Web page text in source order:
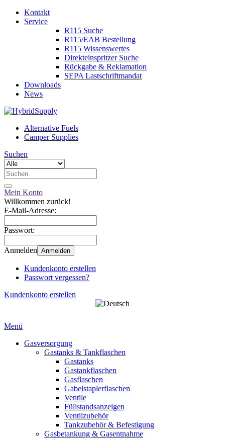
Kontakt
Service
R115 Suche
R115/EAB Bestellung
R115 Wissenswertes
Direkteinspritzer Suche
Rückgabe & Reklamation
SEPA Lastschriftmandat
Downloads
News
Alternative Fuels
Camper Supplies
Suchen
Mein Konto
Willkommen zurück!
E-Mail-Adresse:
Passwort:
Anmelden Anmelden
Kundenkonto erstellen
Passwort vergessen?
Kundenkonto erstellen
Menü
Gasversorgung
Gastanks & Tankflaschen
Gastanks
Gastankflaschen
Gasflaschen
Gabelstaplerflaschen
Ventile
Füllstandsanzeigen
Ventilzubehör
Tankzubehör & Befestigung
Gasbetankung & Gasentnahme